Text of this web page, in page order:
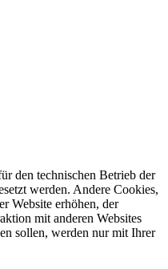
den technischen Betrieb der
werden. Andere Cookies,
Website erhöhen, der
mit anderen Websites
sollen, werden nur mit Ihrer